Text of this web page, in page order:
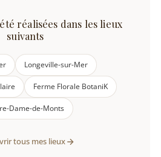
réalisées dans les lieux
suivants
Longeville-sur-Mer
Ferme Florale BotaniK
Dame-de-Monts
tous mes lieux